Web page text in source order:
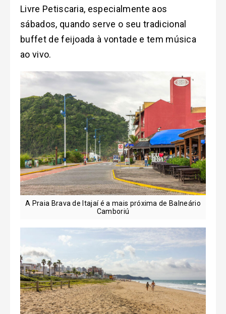
Livre Petiscaria, especialmente aos
sábados, quando serve o seu tradicional
buffet de feijoada à vontade e tem música
ao vivo.
A Praia Brava de Itajaí é a mais próxima de Balneário
Camboriú